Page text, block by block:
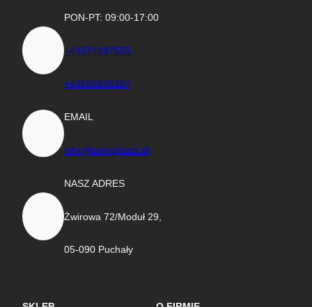
PON-PT: 09:00-17:00
+48574397555
+48666606267
EMAIL
info@tuningbaza.pl
NASZ ADRES
Żwirowa 72/Moduł 29,
05-090 Puchały